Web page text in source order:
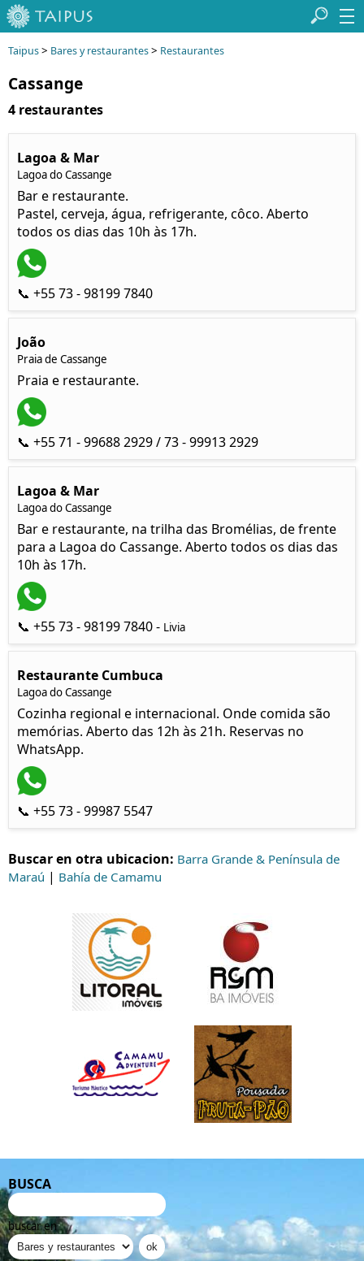
Taipus> Bares y restaurantes> Restaurantes
Cassange
4 restaurantes
Lagoa & Mar
Lagoa do Cassange
Bar e restaurante.
Pastel, cerveja, água, refrigerante, côco. Aberto
todos os dias das 10h às 17h.
📞 +55 73 - 98199 7840
João
Praia de Cassange
Praia e restaurante.
📞 +55 71 - 99688 2929 / 73 - 99913 2929
Lagoa & Mar
Lagoa do Cassange
Bar e restaurante, na trilha das Bromélias, de frente
para a Lagoa do Cassange. Aberto todos os dias das
10h às 17h.
📞 +55 73 - 98199 7840 - Livia
Restaurante Cumbuca
Lagoa do Cassange
Cozinha regional e internacional. Onde comida são
memórias. Aberto das 12h às 21h. Reservas no
WhatsApp.
📞 +55 73 - 99987 5547
Buscar en otra ubicacion: Barra Grande & Península de
Maraú | Bahía de Camamu
BUSCA
buscar en